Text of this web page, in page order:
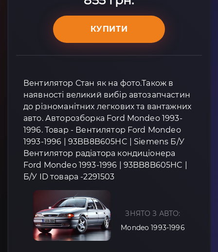
КУПИТИ
Вентилятор Стан як на фото.Також в
наявності великий вибір автозапчастин
до різноманітних легкових та вантажних
авто. Авторозборка Ford Mondeo 1993-
1996. Товар - Вентилятор Ford Mondeo
1993-1996 | 93BB8B605HC | Siemens Б/У
Вентилятор радіатора кондиціонера
Ford Mondeo 1993-1996 | 93BB8B605HC |
Б/У ID товара -2291503
ЗНЯТО З АВТО:
Mondeo 1993-1996